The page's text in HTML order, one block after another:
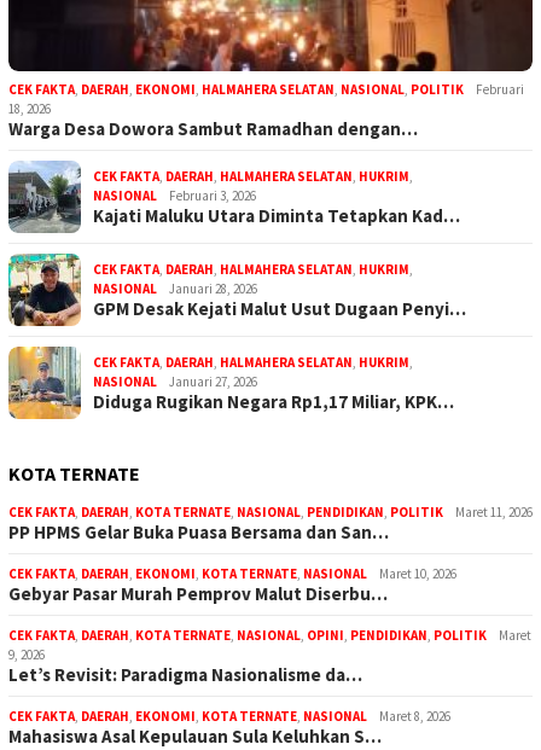
CEK FAKTA, DAERAH, EKONOMI, HALMAHERA SELATAN, NASIONAL, POLITIK
Februari
18, 2026
Warga Desa Dowora Sambut Ramadhan dengan…
CEK FAKTA, DAERAH, HALMAHERA SELATAN, HUKRIM,
NASIONAL
Februari 3, 2026
Kajati Maluku Utara Diminta Tetapkan Kad…
CEK FAKTA, DAERAH, HALMAHERA SELATAN, HUKRIM,
NASIONAL
Januari 28, 2026
GPM Desak Kejati Malut Usut Dugaan Penyi…
CEK FAKTA, DAERAH, HALMAHERA SELATAN, HUKRIM,
NASIONAL
Januari 27, 2026
Diduga Rugikan Negara Rp1,17 Miliar, KPK…
KOTA TERNATE
CEK FAKTA, DAERAH, KOTA TERNATE, NASIONAL, PENDIDIKAN, POLITIK Maret 11, 2026
PP HPMS Gelar Buka Puasa Bersama dan San…
CEK FAKTA, DAERAH, EKONOMI, KOTA TERNATE, NASIONAL Maret 10, 2026
Gebyar Pasar Murah Pemprov Malut Diserbu…
CEK FAKTA, DAERAH, KOTA TERNATE, NASIONAL, OPINI, PENDIDIKAN, POLITIK
Maret
9, 2026
Let’s Revisit: Paradigma Nasionalisme da…
CEK FAKTA, DAERAH, EKONOMI, KOTA TERNATE, NASIONAL Maret 8, 2026
Mahasiswa Asal Kepulauan Sula Keluhkan S…